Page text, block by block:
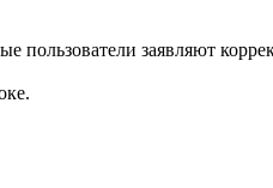
пользователи заявляют